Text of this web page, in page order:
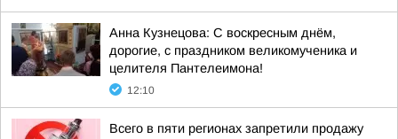
Анна Кузнецова: С воскресным днём,
дорогие, с праздником великомученика и
целителя Пантелеимона!
12:10
Всего в пяти регионах запретили продажу